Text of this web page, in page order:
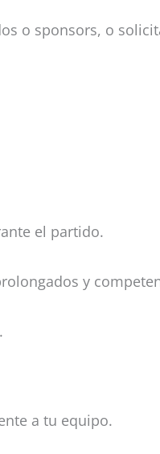
o sponsors, o
el partido.
y
a tu equipo.